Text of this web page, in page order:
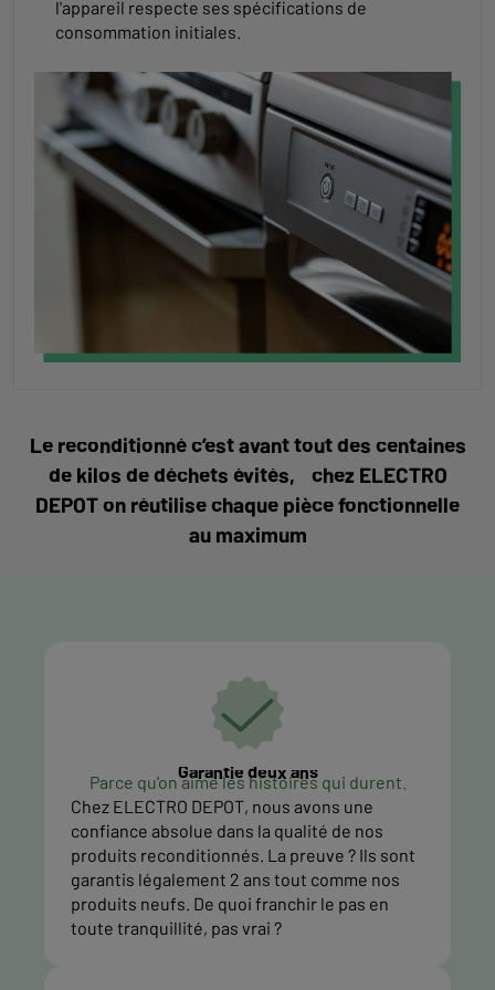
l'appareil respecte ses spécifications de
consommation initiales.
Le reconditionné c’est avant tout des centaines
de kilos de déchets évités, chez ELECTRO
DEPOT on réutilise chaque pièce fonctionnelle
au maximum
Garantie deux ans
Parce qu'on aime les histoires qui durent.
Chez ELECTRO DEPOT, nous avons une
confiance absolue dans la qualité de nos
produits reconditionnés. La preuve ? Ils sont
garantis légalement 2 ans tout comme nos
produits neufs. De quoi franchir le pas en
toute tranquillité, pas vrai ?